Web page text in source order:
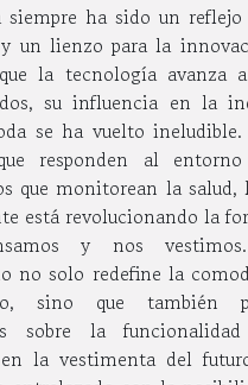
siempre ha sido un
un lienzo para la
la tecnología avanza
su influencia en la
se ha vuelto ineludible.
responden al
que monitorean la salud,
está revolucionando la
y nos
no solo redefine la
sino que también
sobre la
la vestimenta del